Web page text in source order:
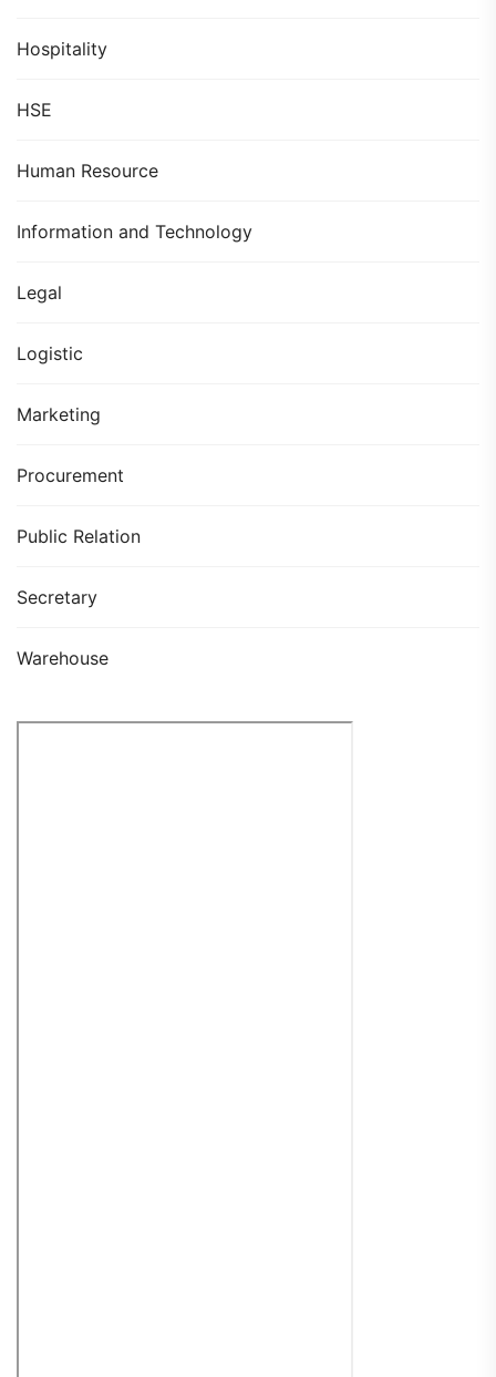
Hospitality
HSE
Human Resource
Information and Technology
Legal
Logistic
Marketing
Procurement
Public Relation
Secretary
Warehouse